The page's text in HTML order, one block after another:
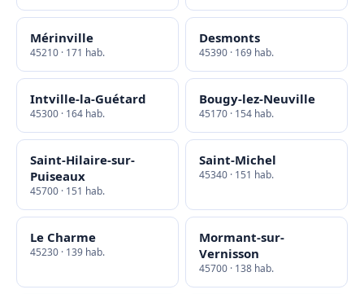
Mérinville
45210 · 171 hab.
Desmonts
45390 · 169 hab.
Intville-la-Guétard
45300 · 164 hab.
Bougy-lez-Neuville
45170 · 154 hab.
Saint-Hilaire-sur-
Puiseaux
45700 · 151 hab.
Saint-Michel
45340 · 151 hab.
Le Charme
45230 · 139 hab.
Mormant-sur-
Vernisson
45700 · 138 hab.